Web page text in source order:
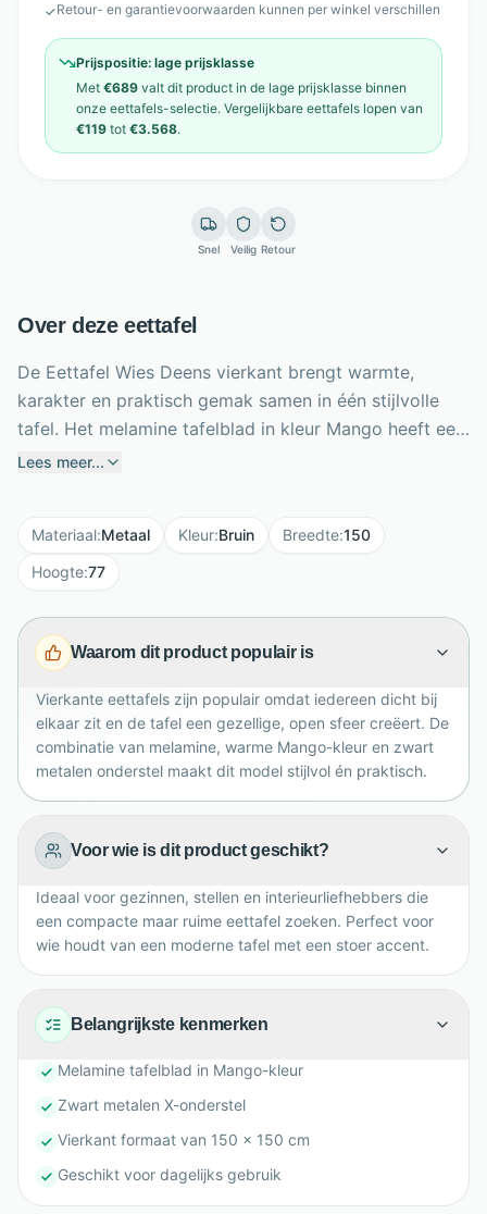
✓Retour- en garantievoorwaarden kunnen per winkel verschillen
Prijspositie: lage prijsklasse
Met €689 valt dit product in de lage prijsklasse binnen
onze eettafels-selectie. Vergelijkbare eettafels lopen van
€119 tot €3.568.
Snel Veilig Retour
Over deze eettafel
De Eettafel Wies Deens vierkant brengt warmte,
karakter en praktisch gemak samen in één stijlvolle
tafel. Het melamine tafelblad in kleur Mango heeft een
natuurlijke houtlook en is onderhoudsvriendelijk in
voor een stevige basis. Met een formaat van 150 x 150
cm is deze vierkante eettafel ideaal voor gezellige
familie en vrienden. Dankzij de strakke vorm past Wies
moeiteloos in moderne, industriële en Scandinavische
Lees meer...
Materiaal:Metaal Kleur:Bruin Breedte:150
Hoogte:77
Waarom dit product populair is
Vierkante eettafels zijn populair omdat iedereen dicht bij
elkaar zit en de tafel een gezellige, open sfeer creëert. De
combinatie van melamine, warme Mango-kleur en zwart
metalen onderstel maakt dit model stijlvol én praktisch.
Voor wie is dit product geschikt?
Ideaal voor gezinnen, stellen en interieurliefhebbers die
een compacte maar ruime eettafel zoeken. Perfect voor
wie houdt van een moderne tafel met een stoer accent.
Belangrijkste kenmerken
Melamine tafelblad in Mango-kleur
Zwart metalen X-onderstel
Vierkant formaat van 150 x 150 cm
Geschikt voor dagelijks gebruik